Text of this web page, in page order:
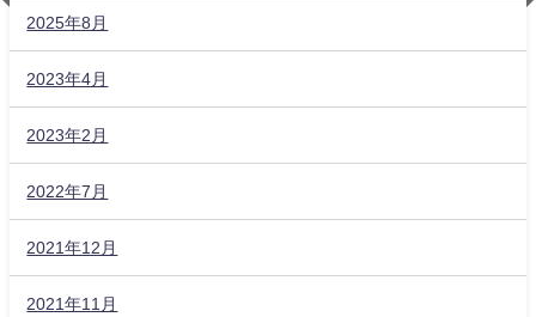
2025年8月
2023年4月
2023年2月
2022年7月
2021年12月
2021年11月